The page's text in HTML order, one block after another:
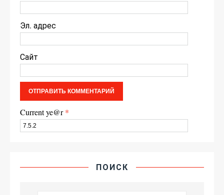
Эл. адрес
Сайт
Current ye@r*
ПОИСК